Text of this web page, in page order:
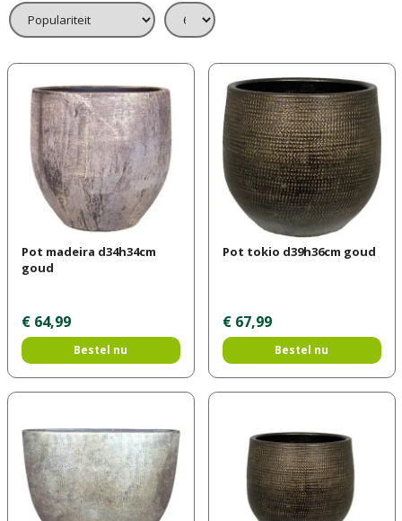
Pot madeira d34h34cm
goud
€ 64,99
Bestel nu
Pot tokio d39h36cm goud
€ 67,99
Bestel nu